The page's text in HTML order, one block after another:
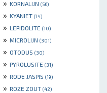
» KORNALIJN (56)
» KYANIET (14)
» LEPIDOLITE (10)
» MICROLIJN (301)
» OTODUS (30)
» PYROLUSITE (31)
» RODE JASPIS (19)
» ROZE ZOUT (42)